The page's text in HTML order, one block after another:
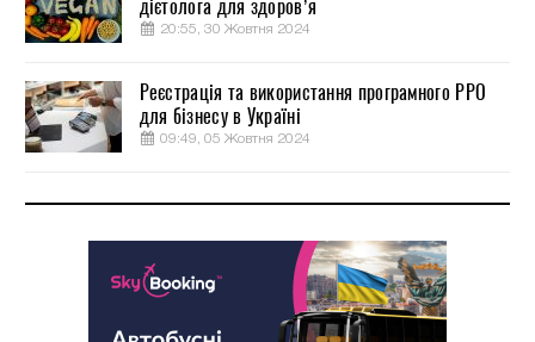
дієтолога для здоров’я
20:55, 30 Жовтня 2024
Реєстрація та використання програмного РРО
для бізнесу в Україні
09:49, 05 Жовтня 2024